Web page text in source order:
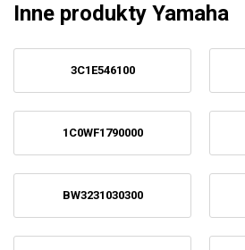
Inne produkty Yamaha
3C1E546100
1C0WF1790000
BW3231030300